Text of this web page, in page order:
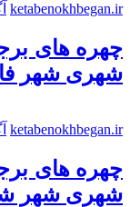
ketabenokhbegan.ir
چهره های
شهری شهر
ketabenokhbegan.ir
چهره های
شهری شهر